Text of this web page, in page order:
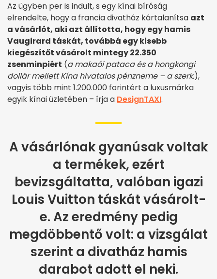
Az ügyben per is indult, s egy kínai bíróság
elrendelte, hogy a francia divatház kártalanítsa azt
a vásárlót, aki azt állította, hogy egy hamis
Vaugirard táskát, továbbá egy kisebb
kiegészítőt vásárolt mintegy 22.350
zsenminpiért (a makaói pataca és a hongkongi
dollár mellett Kína hivatalos pénzneme – a szerk.),
vagyis több mint 1.200.000 forintért a luxusmárka
egyik kínai üzletében – írja a DesignTAXI.
A vásárlónak gyanúsak voltak
a termékek, ezért
bevizsgáltatta, valóban igazi
Louis Vuitton táskát vásárolt-
e. Az eredmény pedig
megdöbbentő volt: a vizsgálat
szerint a divatház hamis
darabot adott el neki.